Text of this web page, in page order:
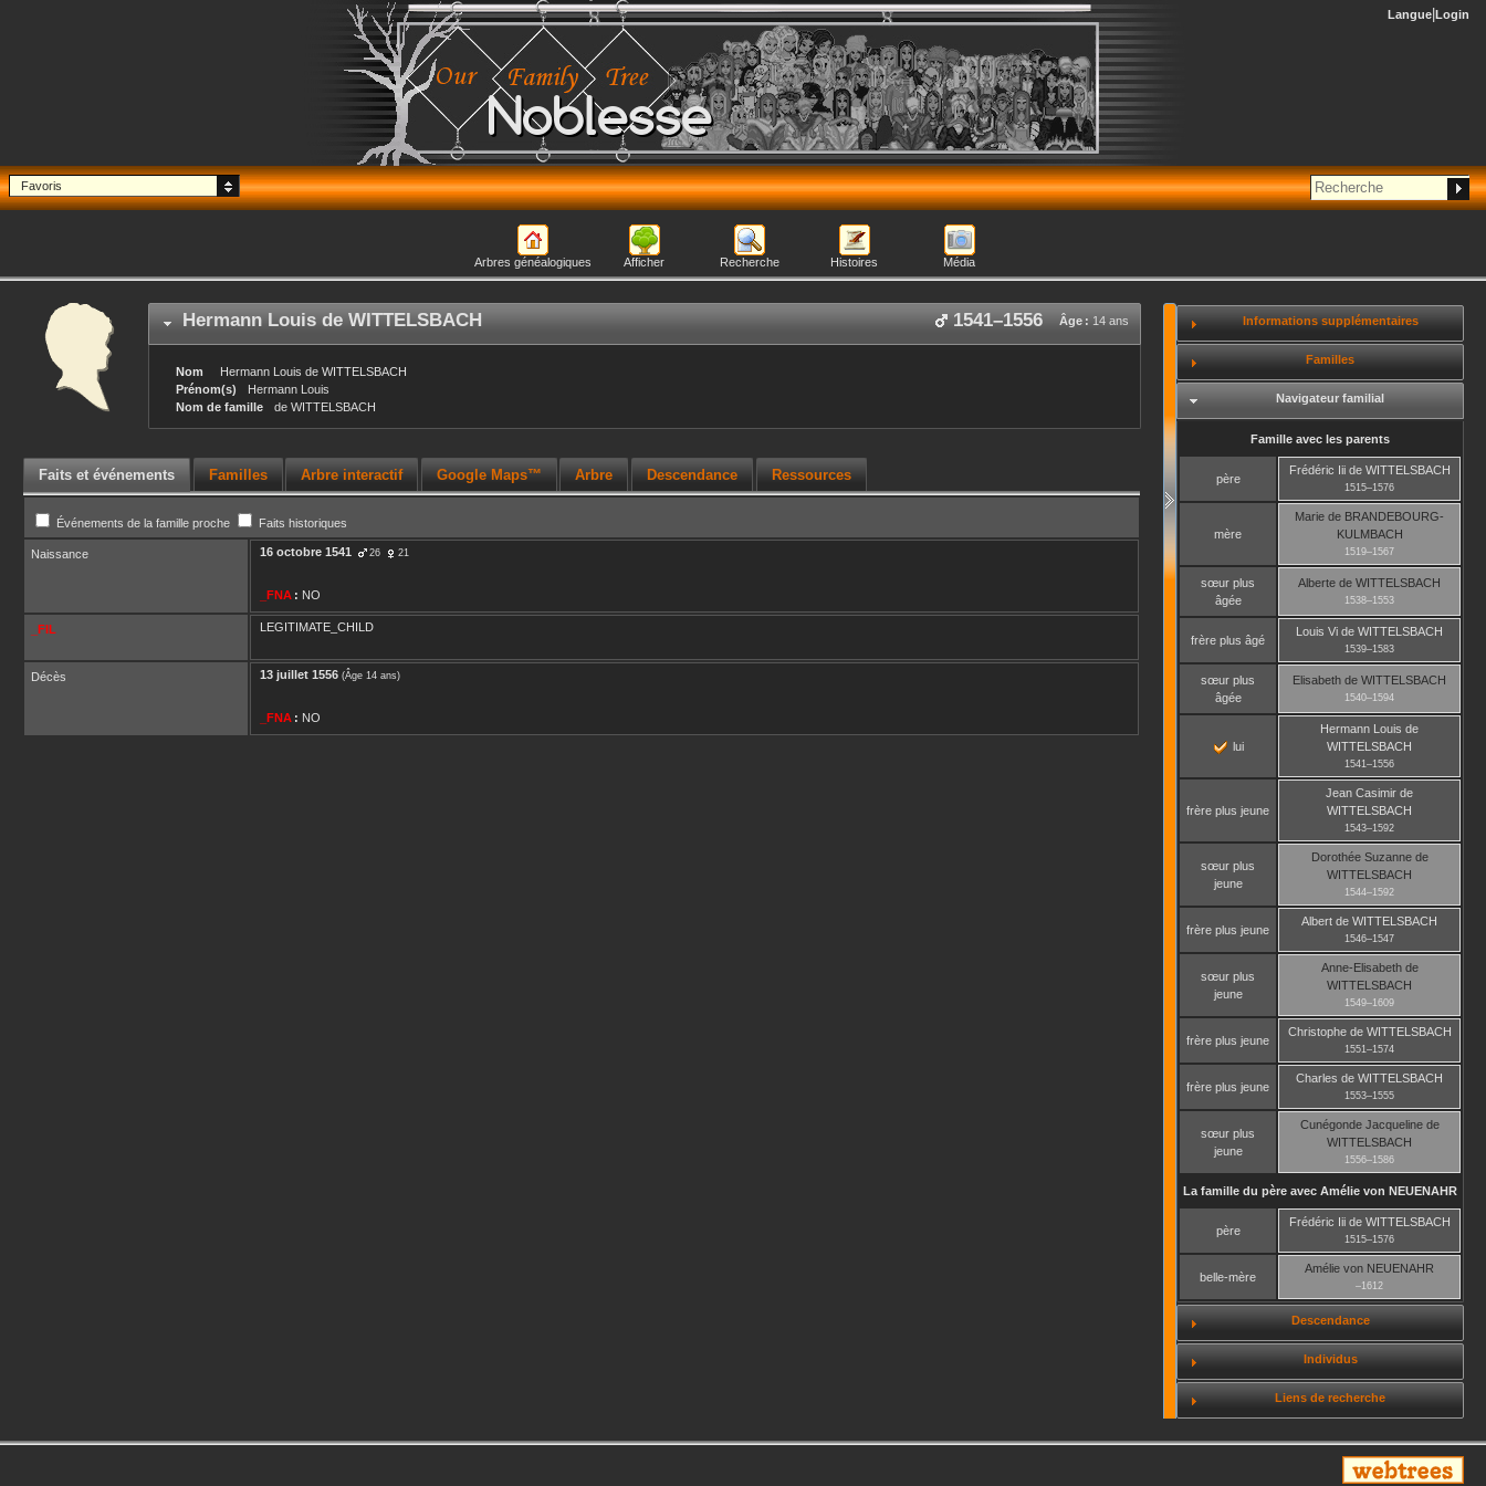
Noblesse
Langue Login
Favoris
Arbres généalogiques Afficher Recherche Histoires Média
Hermann Louis de WITTELSBACH Âge : 14 ans
1541–1556
Nom Hermann Louis de WITTELSBACH
Prénom(s)
Hermann Louis
Nom de famille
de WITTELSBACH
Faits et événements Familles Arbre interactif Google Maps™ Arbre Descendance Ressources
Événements de la famille proche Faits historiques
Naissance 16 octobre 1541 26 21
_FNA : NO
_FIL LEGITIMATE_CHILD
Décès 13 juillet 1556 (Âge 14 ans)
_FNA : NO
Informations supplémentaires
Familles
Navigateur familial
Famille avec les parents
père
Frédéric Iiide WITTELSBACH
1515–1576
mère
Marie de BRANDEBOURG-
KULMBACH
1519–1567
sœur plus
âgée
Alberte de WITTELSBACH
1538–1553
frère plus âgé
Louis Vi de WITTELSBACH
1539–1583
sœur plus
âgée
Elisabeth de WITTELSBACH
1540–1594
lui
Hermann Louis de
WITTELSBACH
1541–1556
frère plus jeune
Jean Casimir de
WITTELSBACH
1543–1592
sœur plus
jeune
Dorothée Suzannede
WITTELSBACH
1544–1592
frère plus jeune
Albert de WITTELSBACH
1546–1547
sœur plus
jeune
Anne-Elisabethde
WITTELSBACH
1549–1609
frère plus jeune
Christophede WITTELSBACH
1551–1574
frère plus jeune
Charles de WITTELSBACH
1553–1555
sœur plus
jeune
Cunégonde Jacquelinede
WITTELSBACH
1556–1586
La famille du père avec Amélie von NEUENAHR
père
Frédéric Iiide WITTELSBACH
1515–1576
belle-mère
Amélie von NEUENAHR
–1612
Descendance
Individus
Liens de recherche